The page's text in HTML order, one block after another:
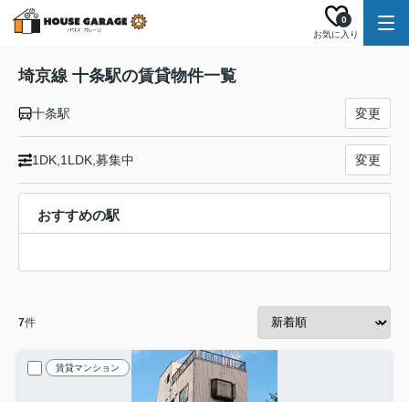
お気に入り
0
埼京線 十条駅の賃貸物件一覧
十条駅 変更
1DK,1LDK,募集中 変更
おすすめの駅
7件
賃貸マンション